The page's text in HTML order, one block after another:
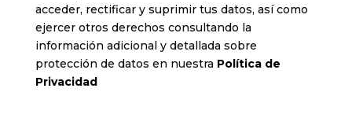
acceder, rectificar y suprimir tus datos, así como
ejercer otros derechos consultando la
información adicional y detallada sobre
protección de datos en nuestra Política de
Privacidad